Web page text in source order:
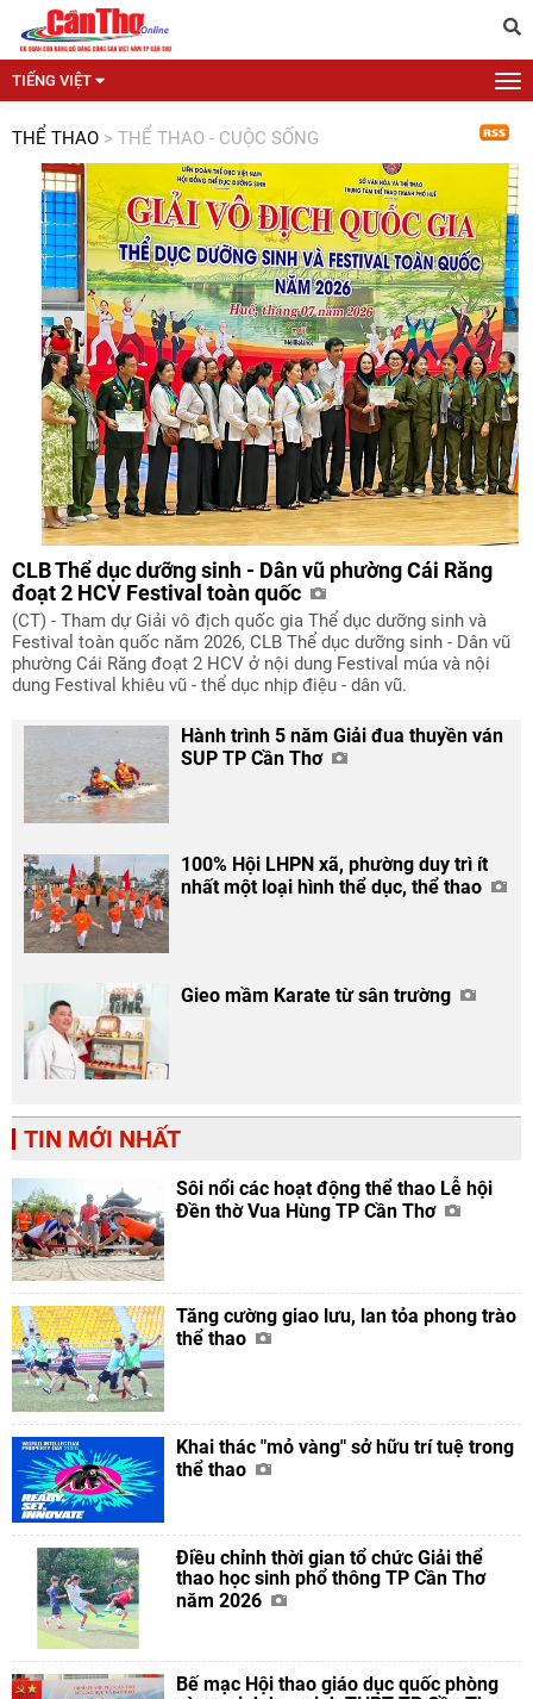
TIẾNG VIỆT
THỂ THAO > THỂ THAO - CUỘC SỐNG
CLB Thể dục dưỡng sinh - Dân vũ phường Cái Răng
đoạt 2 HCV Festival toàn quốc
(CT) - Tham dự Giải vô địch quốc gia Thể dục dưỡng sinh và
Festival toàn quốc năm 2026, CLB Thể dục dưỡng sinh - Dân vũ
phường Cái Răng đoạt 2 HCV ở nội dung Festival múa và nội
dung Festival khiêu vũ - thể dục nhịp điệu - dân vũ.
Hành trình 5 năm Giải đua thuyền ván
SUP TP Cần Thơ
100% Hội LHPN xã, phường duy trì ít
nhất một loại hình thể dục, thể thao
Gieo mầm Karate từ sân trường
TIN MỚI NHẤT
Sôi nổi các hoạt động thể thao Lễ hội
Đền thờ Vua Hùng TP Cần Thơ
Tăng cường giao lưu, lan tỏa phong trào
thể thao
Khai thác "mỏ vàng" sở hữu trí tuệ trong
thể thao
Điều chỉnh thời gian tổ chức Giải thể
thao học sinh phổ thông TP Cần Thơ
năm 2026
Bế mạc Hội thao giáo dục quốc phòng